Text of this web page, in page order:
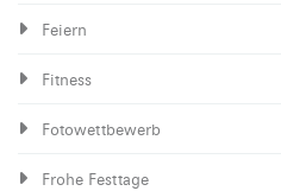
Feiern
Fitness
Fotowettbewerb
Frohe Festtage